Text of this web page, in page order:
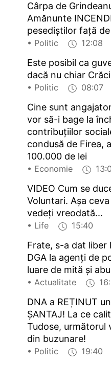
Cârpa de
Amănunte
pesediștilor față
• Politic 12:08
Este posibil ca
dacă nu chiar
• Politic 08:07
Cine sunt
vor să-i bage la
contribuțiilor
condusă de Firea,
100.000 de lei
• Economie
VIDEO Cum se
Voluntari. Așa
vedeți vreodată...
• Life 15:40
Frate, s-a dat liber
DGA la agenţi de
luare de mită şi
• Actualitate
DNA a REȚINUT
ȘANTAJ! La ce
Tudose,
din buzunare!
• Politic 19:40